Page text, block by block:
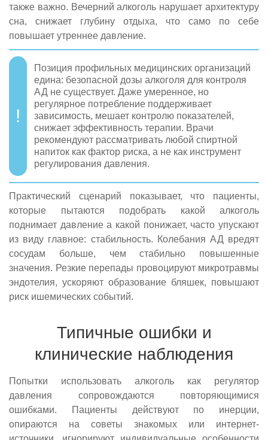
также важно. Вечерний алкоголь нарушает архитектуру
сна, снижает глубину отдыха, что само по себе
повышает утреннее давление.
Позиция профильных медицинских организаций
едина: безопасной дозы алкоголя для контроля
АД не существует. Даже умеренное, но
регулярное потребление поддерживает
зависимость, мешает контролю показателей,
снижает эффективность терапии. Врачи
рекомендуют рассматривать любой спиртной
напиток как фактор риска, а не как инструмент
регулирования давления.
Практический сценарий показывает, что пациенты,
которые пытаются подобрать какой алкоголь
поднимает давление а какой понижает, часто упускают
из виду главное: стабильность. Колебания АД вредят
сосудам больше, чем стабильно повышенные
значения. Резкие перепады провоцируют микротравмы
эндотелия, ускоряют образование бляшек, повышают
риск ишемических событий.
Типичные ошибки и
клинические наблюдения
Попытки использовать алкоголь как регулятор
давления сопровождаются повторяющимися
ошибками. Пациенты действуют по инерции,
опираются на советы знакомых или интернет-
Получите бесплатную консультацию
Оставьте заявку для связи со специалистом
Оставить отзыв
Задайте ваш вопрос
Найдем все, что вам нужно
Выберите свой город